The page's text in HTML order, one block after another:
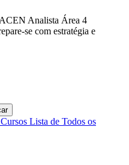
Analista Área 4
se com estratégia e
Lista de Todos os